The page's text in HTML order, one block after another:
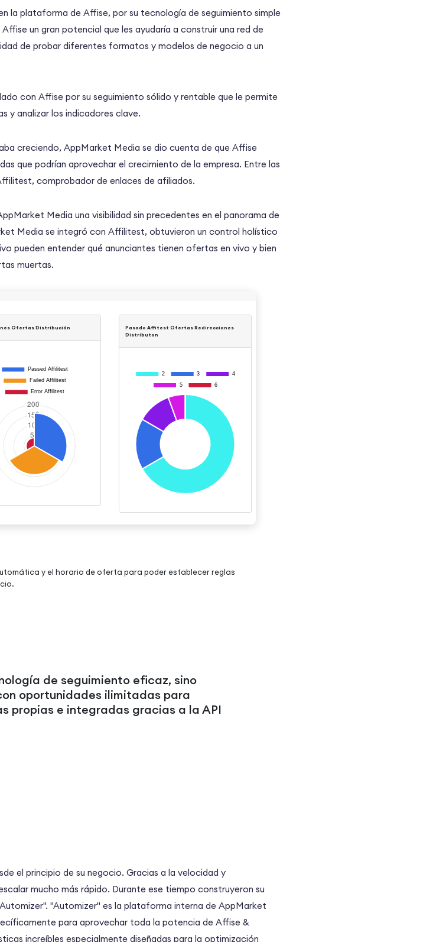
la plataforma de Affise, por su tecnología de seguimiento simple
un gran potencial que les ayudaría a construir una red de
de probar diferentes formatos y modelos de negocio a un
con Affise por su seguimiento sólido y rentable que le permite
y analizar los indicadores clave.
creciendo, AppMarket Media se dio cuenta de que Affise
que podrían aprovechar el crecimiento de la empresa. Entre las
comprobador de enlaces de afiliados.
Media una visibilidad sin precedentes en el panorama de
Media se integró con Affilitest, obtuvieron un control holístico
pueden entender qué anunciantes tienen ofertas en vivo y bien
muertas.
Ofertas Distribución
Pasado Affitest Ofertas Redirecciones
Distributon
y el horario de oferta para poder establecer reglas
de seguimiento eficaz, sino
oportunidades ilimitadas para
propias e integradas gracias a la API
el principio de su negocio. Gracias a la velocidad y
mucho más rápido. Durante ese tiempo construyeron su
"Automizer" es la plataforma interna de AppMarket
para aprovechar toda la potencia de Affise &
increíbles especialmente diseñadas para la optimización